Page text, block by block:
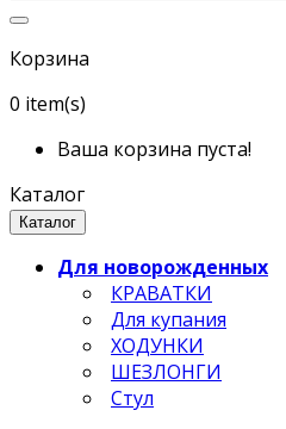
Корзина
0 item(s)
Ваша корзина пуста!
Каталог
Каталог
Для новорожденных
КРАВАТКИ
Для купания
ХОДУНКИ
ШЕЗЛОНГИ
Стул